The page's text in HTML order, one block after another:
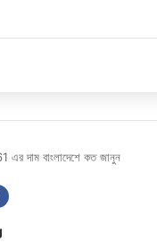
দাম বাংলাদেশে কত জানুন